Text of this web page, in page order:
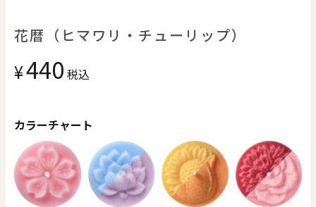
色で探す
お買い物ガイド 企業情報 お知らせ お問い合わせ
花暦（ヒマワリ・チューリップ）
¥440 税込
カラーチャート